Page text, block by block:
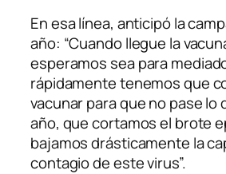
En esa línea, anticipó la
año: “Cuando llegue la
esperamos sea para
rápidamente tenemos que
vacunar para que no pase lo
año, que cortamos el brote
bajamos drásticamente la
contagio de este virus”.